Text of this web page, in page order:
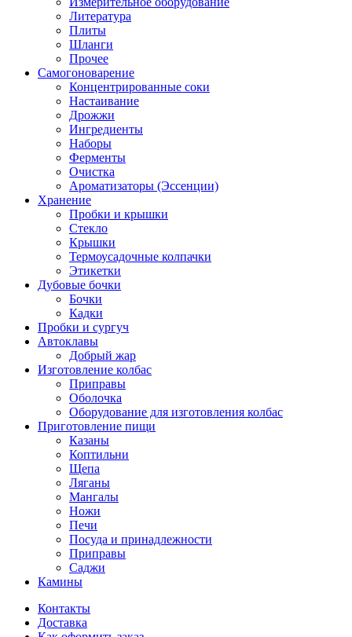
Литература
Плиты
Шланги
Прочее
Самогоноварение
Концентрированные соки
Настаивание
Дрожжи
Ингредиенты
Наборы
Ферменты
Очистка
Ароматизаторы (Эссенции)
Хранение
Пробки и крышки
Стекло
Крышки
Термоусадочные колпачки
Этикетки
Дубовые бочки
Бочки
Кадки
Пробки и сургуч
Автоклавы
Добрый жар
Изготовление колбас
Приправы
Оболочка
Оборудование для изготовления колбас
Приготовление пищи
Казаны
Коптильни
Щепа
Ляганы
Мангалы
Ножи
Печи
Посуда и принадлежности
Приправы
Саджи
Камины
Контакты
Доставка